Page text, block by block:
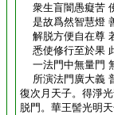
衆生盲闇愚癡苦
是故爲然智慧燈
解脱方便自在尊
悉使修行至於果
一法門中無量門
所演法門廣大義
復次月天子。得淨
脱門。華王髻光明